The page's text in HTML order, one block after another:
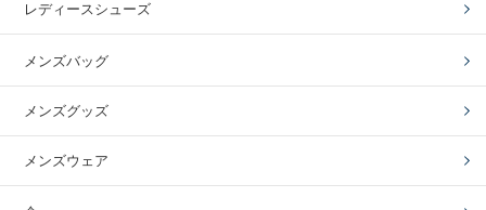
レディースシューズ
メンズバッグ
メンズグッズ
メンズウェア